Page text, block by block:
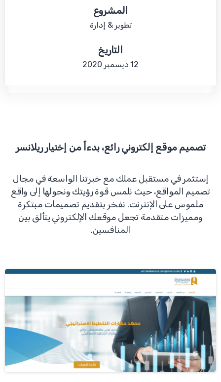
المشروع
تطوير & إدارة
التاريخ
12 ديسمبر 2020
تصميم موقع إلكتروني رائع، بدءاً من إختيار ريلانسر
إستثمر في مستقبل عملك مع خبرتنا الواسعة في مجال
تصميم المواقع، حيث نلمس قوة رؤيتك ونحولها إلى واقع
ملموس على الإنترنت. نفخر بتقديم تصميمات مبتكرة
ومميزات متقدمة تجعل موقعك الإلكتروني يتألق بين
المنافسين.